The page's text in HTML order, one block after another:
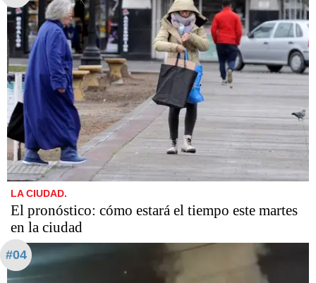
LA CIUDAD.
El pronóstico: cómo estará el tiempo este martes
en la ciudad
#04